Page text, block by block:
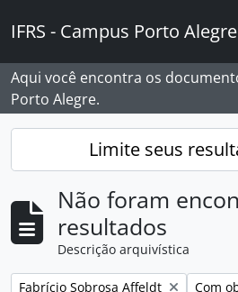
IFRS - Campus Porto Alegre
Aqui você encontra os
Porto Alegre.
Limite seus
Não foram
resultados
Descrição arquivística
Remover filtro:
Fabrício Sobrosa Affeldt Com